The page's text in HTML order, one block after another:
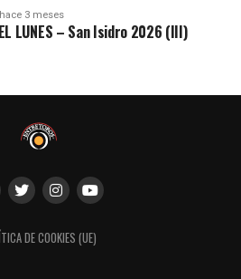
hace 3 meses
LUNES – San Isidro 2026 (III)
DE COOKIES (UE)